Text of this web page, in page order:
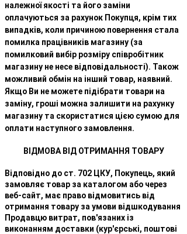
належної якості та його заміни
оплачуються за рахунок Покупця, крім тих
випадків, коли причиною повернення стала
помилка працівників магазину (за
помилковий вибір розміру співробітник
магазину не несе відповідальності). Також
можливий обмін на інший товар, наявний.
Якщо Ви не можете підібрати товари на
заміну, гроші можна залишити на рахунку
магазину та скористатися цією сумою для
оплати наступного замовлення.
ВІДМОВА ВІД ОТРИМАННЯ ТОВАРУ
Відповідно до ст. 702 ЦКУ, Покупець, який
замовляє товар за каталогом або через
веб-сайт, має право відмовитись від
отримання товару за умови відшкодування
Продавцю витрат, пов'язаних із
виконанням доставки (кур'єрські, поштові